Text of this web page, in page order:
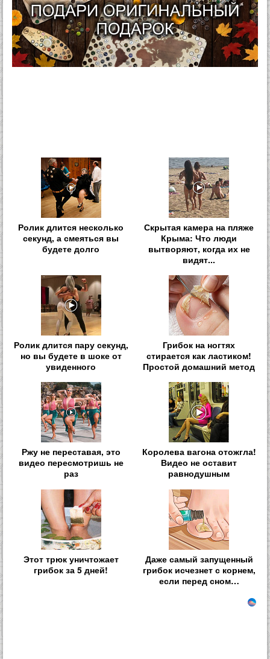
Ролик длится несколько
секунд, а смеяться вы
будете долго
Скрытая камера на пляже
Крыма: Что люди
вытворяют, когда их не
видят...
Ролик длится пару секунд,
но вы будете в шоке от
увиденного
Грибок на ногтях
стирается как ластиком!
Простой домашний метод
Ржу не переставая, это
видео пересмотришь не
раз
Королева вагона отожгла!
Видео не оставит
равнодушным
Этот трюк уничтожает
грибок за 5 дней!
Даже самый запущенный
грибок исчезнет с корнем,
если перед сном…